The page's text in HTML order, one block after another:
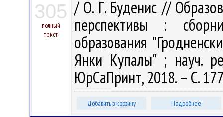
305
полный
текст
/ О. Г. Буденис //
перспективы :
образования
Янки Купалы" ; науч.
ЮрСаПринт, 2018. – С.
Добавить в корзину Подробнее